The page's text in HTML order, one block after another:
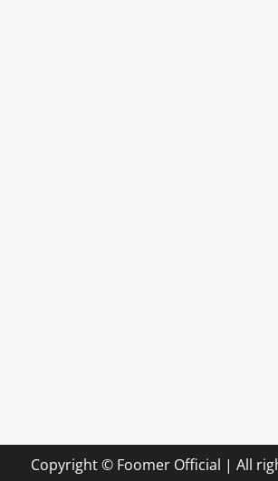
Copyright © Foomer Official | All